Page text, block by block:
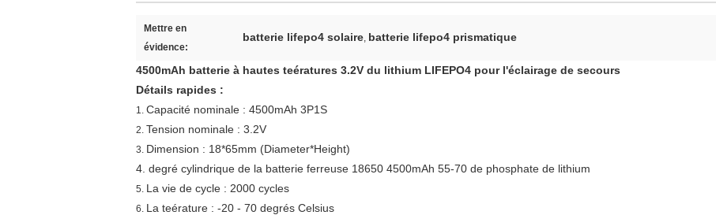
Mettre en
évidence:
batterie lifepo4 solaire, batterie lifepo4 prismatique
4500mAh batterie à hautes teératures 3.2V du lithium LIFEPO4 pour l'éclairage de secours
Détails rapides :
1. Capacité nominale : 4500mAh 3P1S
2. Tension nominale : 3.2V
3. Dimension : 18*65mm (Diameter*Height)
4. degré cylindrique de la batterie ferreuse 18650 4500mAh 55-70 de phosphate de lithium
5. La vie de cycle : 2000 cycles
6. La teérature : -20 - 70 degrés Celsius